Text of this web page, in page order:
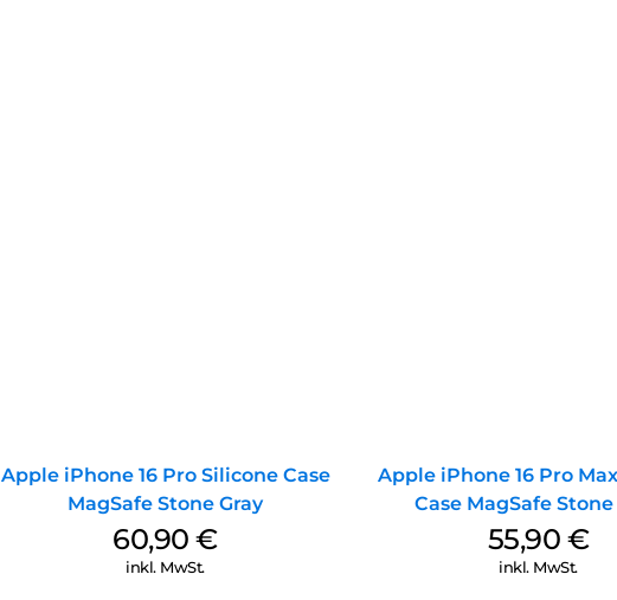
Apple iPhone 16 Pro Silicone Case
MagSafe Stone Gray
60,90€
inkl. MwSt.
Apple iPhone 16 Pro
Case MagSafe Stone
55,90 €
inkl. MwSt.